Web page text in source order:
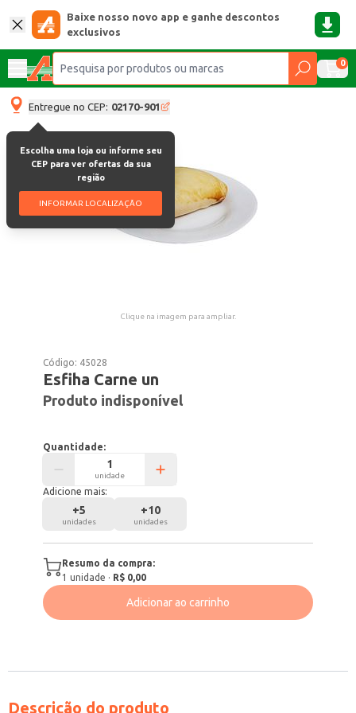
Baixe nosso novo app e ganhe descontos
exclusivos
0
Entregue no CEP: 02170-901
Escolha uma loja ou informe seu
CEP para ver ofertas da sua
região
INFORMAR LOCALIZAÇÃO
Clique na imagem para ampliar.
Código: 45028
Esfiha Carne un
Produto indisponível
Quantidade:
unidade
Adicione mais:
+5
unidades
+10
unidades
Resumo da compra:
1 unidade · R$ 0,00
Adicionar ao carrinho
Descrição do produto